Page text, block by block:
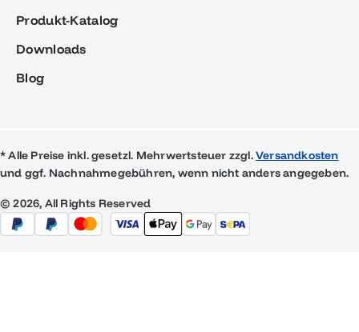
Produkt-Katalog
Downloads
Blog
* Alle Preise inkl. gesetzl. Mehrwertsteuer zzgl.Versandkosten
und ggf. Nachnahmegebühren, wenn nicht anders angegeben.
© 2026, All Rights Reserved